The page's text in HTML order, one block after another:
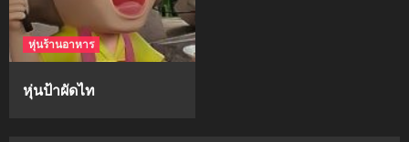
หุ่นร้านอาหาร
หุ่นป้าผัดไท